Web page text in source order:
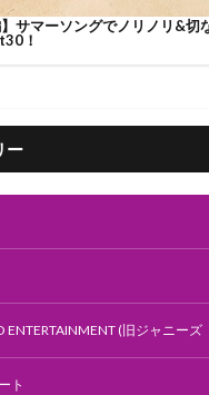
】サマーソングでノリノリ&切
！
ー
ENTERTAINMENT (旧ジャニーズ
ト